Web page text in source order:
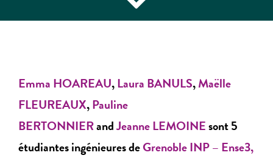
Emma HOAREAU,Laura BANULS,Maëlle
FLEUREAUX,Pauline
BERTONNIERandJeanne LEMOINEsont 5
étudiantes ingénieures deGrenoble INP – Ense3,